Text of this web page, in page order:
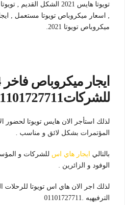
تويوتا هايس 2021 الشكل
, اسعار ميكروباص تويوتا مستعمل ,
ميكروباص تويوتا 2021.
للشركات01101727711
لذلك استأجر الان هايس تويوتا لحضور
المؤتمرات بشكل لائق و مناسب .
بالتالي ايجار هاي اس للشركات و
الوفود و الزائرين .
لذلك اجر الان هاي اس تويوتا للرحلات
الترفيهيه .01101727711